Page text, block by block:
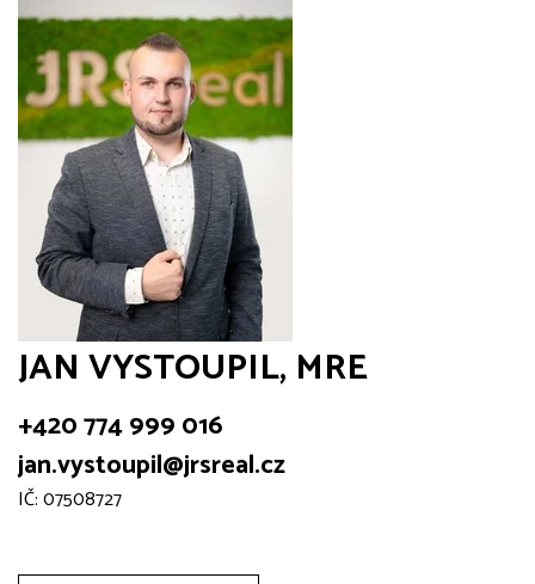
JAN VYSTOUPIL, MRE
+420 774 999 016
jan.vystoupil@jrsreal.cz
IČ: 07508727